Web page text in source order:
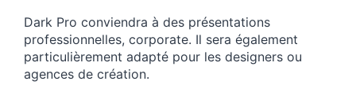
Dark Pro conviendra à des présentations
professionnelles, corporate. Il sera également
particulièrement adapté pour les designers ou
agences de création.